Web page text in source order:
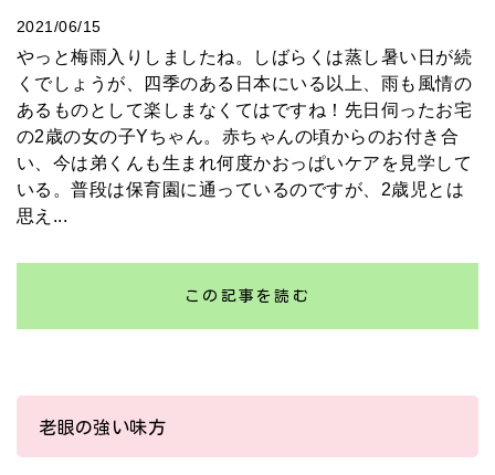
2021/06/15
やっと梅雨入りしましたね。しばらくは蒸し暑い日が続
くでしょうが、四季のある日本にいる以上、雨も風情の
あるものとして楽しまなくてはですね！先日伺ったお宅
の2歳の女の子Yちゃん。赤ちゃんの頃からのお付き合
い、今は弟くんも生まれ何度かおっぱいケアを見学して
いる。普段は保育園に通っているのですが、2歳児とは
思え...
この記事を読む
老眼の強い味方